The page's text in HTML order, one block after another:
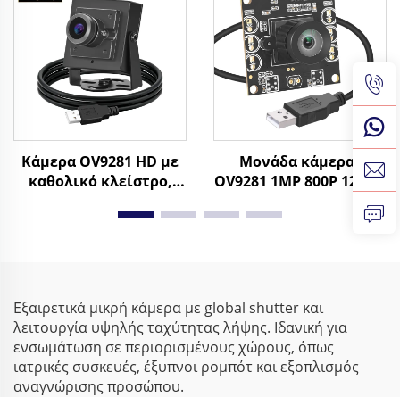
βιομηχανική κάμερα Οδήγηση Mini Κάμερα
Κάμερα OV9281 HD με
καθολικό κλείστρο,
800P, 210fps, 640X480,
Μονάδα κάμερας
OV9281 1MP 800P 120fps
με καθολικό κλείστρο,
κάμερα USB χωρίς
επιθεώρηση
Εξαιρετικά μικρή κάμερα με global shutter και
λειτουργία υψηλής ταχύτητας λήψης. Ιδανική για
ενσωμάτωση σε περιορισμένους χώρους, όπως
ιατρικές συσκευές, έξυπνοι ρομπότ και εξοπλισμός
αναγνώρισης προσώπου.